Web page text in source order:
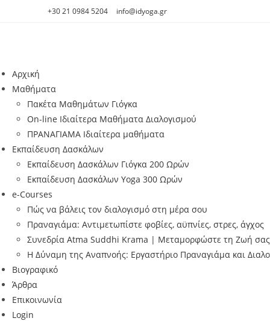
+30 21 0984 5204 info@idyoga.gr
Αρχική
Μαθήματα
Πακέτα Μαθημάτων Γιόγκα
On-line Ιδιαίτερα Μαθήματα Διαλογισμού
ΠΡΑΝΑΓΙΑΜΑ Ιδιαίτερα μαθήματα
Εκπαίδευση Δασκάλων
Εκπαίδευση Δασκάλων Γιόγκα 200 Ωρών
Εκπαίδευση Δασκάλων Yoga 300 Ωρών
e-Courses
Πώς να βάλεις τον διαλογισμό στη μέρα σου
Πραναγιάμα: Αντιμετωπίστε φοβίες, αϋπνίες, στρες, άγχος
Συνεδρία Atma Suddhi Krama | Μεταμορφώστε τη Ζωή σας
Η Δύναμη της Αναπνοής: Εργαστήριο Πραναγιάμα και
Βιογραφικό
Άρθρα
Επικοινωνία
Login